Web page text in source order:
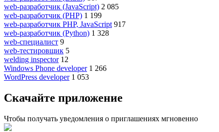
web-разработчик (JavaScript) 2 085
web-разработчик (PHP) 1 199
web-разработчик PHP, JavaScript 917
web-разработчик (Python) 1 328
web-специалист 9
web-тестировщик 5
welding inspector 12
Windows Phone developer 1 266
WordPress developer 1 053
Скачайте приложение
Чтобы получать уведомления о приглашениях мгновенно